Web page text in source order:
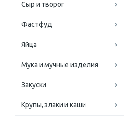
Сыр и творог
Фастфуд
Яйца
Мука и мучные изделия
Закуски
Крупы, злаки и каши